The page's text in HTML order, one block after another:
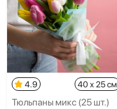
4.9 40 x 25 см
Тюльпаны микс (25 шт.)